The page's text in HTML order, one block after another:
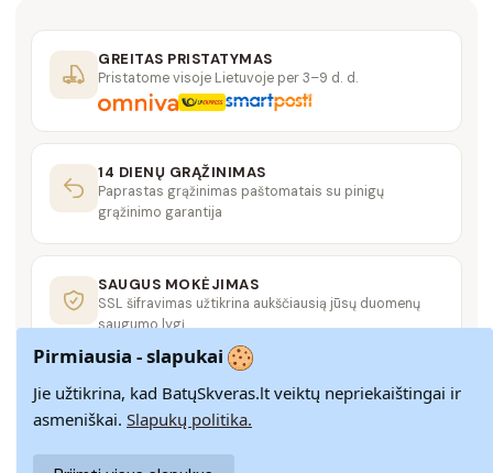
GREITAS PRISTATYMAS
Pristatome visoje Lietuvoje per 3–9 d. d.
14 DIENŲ GRĄŽINIMAS
Paprastas grąžinimas paštomatais su pinigų
grąžinimo garantija
SAUGUS MOKĖJIMAS
SSL šifravimas užtikrina aukščiausią jūsų duomenų
saugumo lygį
KLIENTŲ APTARNAVIMAS
Rašykite mumsinfo@batuskveras.lt
Pirmiausia - slapukai
Jie užtikrina, kad BatųSkveras.lt veiktų nepriekaištingai ir
asmeniškai. Slapukų politika.